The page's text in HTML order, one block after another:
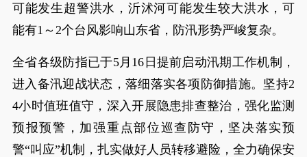
可能发生超警洪水，沂沭河可能发生较大洪水，可
能有1～2个台风影响山东省，防汛形势严峻复杂。
全省各级防指已于5月16日提前启动汛期工作机制，
进入备汛迎战状态，落细落实各项防御措施。坚持2
4小时值班值守，深入开展隐患排查整治，强化监测
预报预警，加强重点部位巡查防守，坚决落实预
警“叫应”机制，扎实做好人员转移避险，全力确保安